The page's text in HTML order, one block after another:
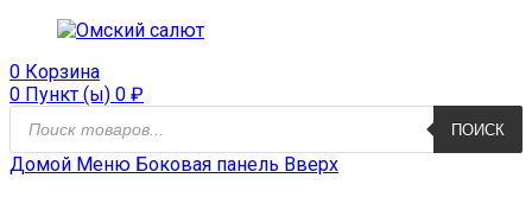
0 Корзина
0 Пункт (ы) 0 ₽
Поиск
продуктов
ПОИСК
Домой Меню Боковая панель Вверх